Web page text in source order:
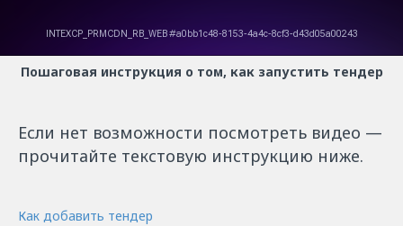
Пошаговая инструкция о том, как запустить тендер
Если нет возможности посмотреть видео —
прочитайте текстовую инструкцию ниже.
Как добавить тендер